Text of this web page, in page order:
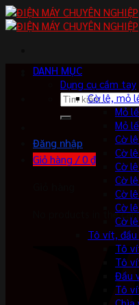
Skip
to
Tìm
kiếm:
Đăng nhập
Giỏ hàng /0 ₫
No products in the
DANH MỤC
Dụng cụ cầm tay
Cờ lê, mỏ
Mỏ
Mỏ
Cờ
Cờ
Cờ
Cờ
Cờ
Cờ
Cờ
Tô vít, đầu
Tô
Tô
Đầu
Tô